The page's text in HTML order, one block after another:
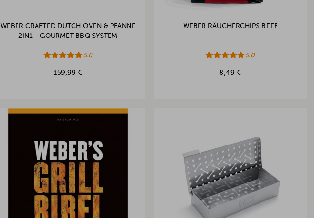
WEBER CRAFTED DUTCH OVEN & PFANNE
2IN1 - GOURMET BBQ SYSTEM
5.0
159,99 €
WEBER RÄUCHERCHIPS BEEF
5.0
8,49 €